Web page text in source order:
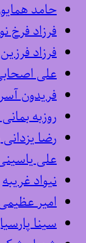
حامد
فرزاد فرخ
فرزاد
علی
فریدون
روزبه
رضا
علی
نیواد غریبه
امیر
سینا